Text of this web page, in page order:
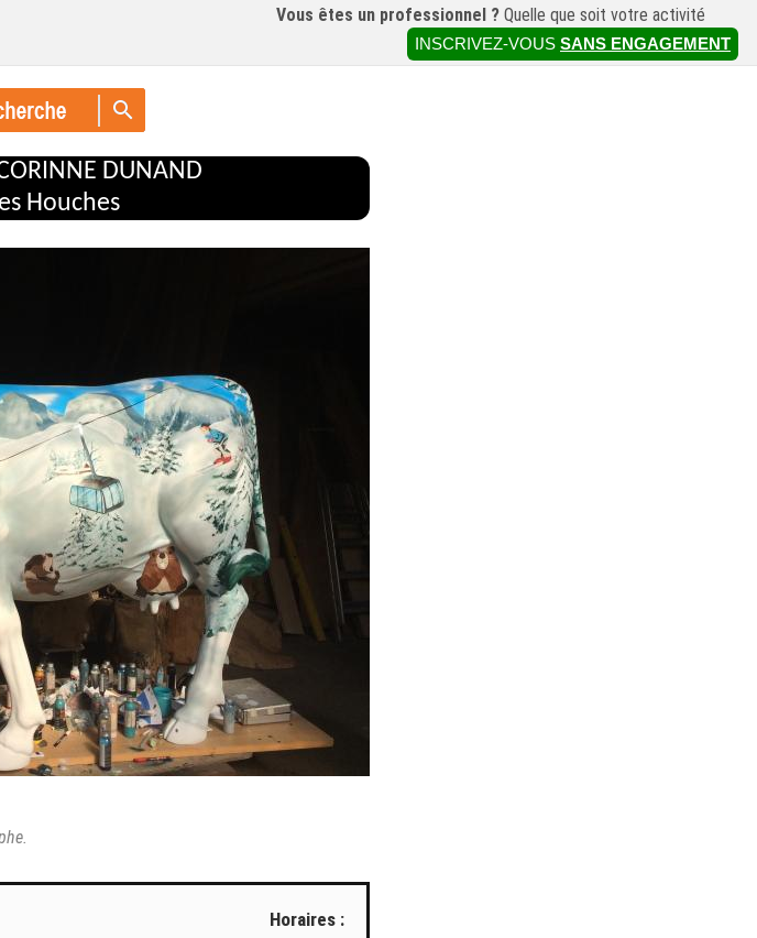
Vous êtes un professionnel ? Quelle que soit votre activité
INSCRIVEZ-VOUS SANS ENGAGEMENT
DUNAND
Houches
Horaires :